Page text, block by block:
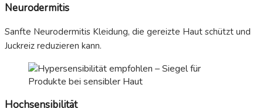
Neurodermitis
Sanfte Neurodermitis Kleidung, die gereizte Haut schützt und
Juckreiz reduzieren kann.
Hochsensibilität